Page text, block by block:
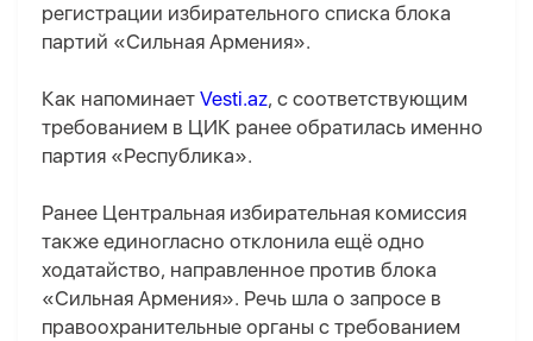
регистрации избирательного списка блока
партий «Сильная Армения».
Как напоминает Vesti.az, с соответствующим
требованием в ЦИК ранее обратилась именно
партия «Республика».
Ранее Центральная избирательная комиссия
также единогласно отклонила ещё одно
ходатайство, направленное против блока
«Сильная Армения». Речь шла о запросе в
правоохранительные органы с требованием